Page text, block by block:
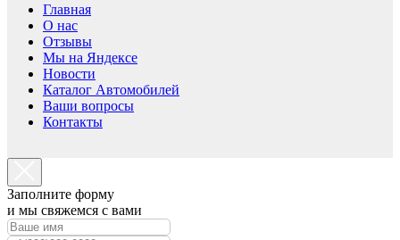
Главная
О нас
Отзывы
Мы на Яндексе
Новости
Каталог Автомобилей
Ваши вопросы
Контакты
Заполните форму
и мы свяжемся с вами